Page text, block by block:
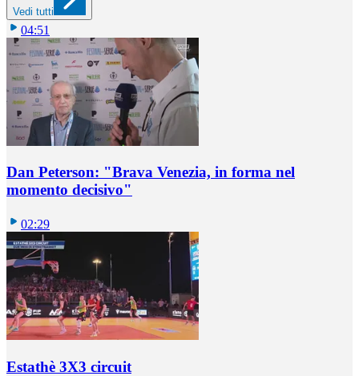
Vedi tutti
04:51
Dan Peterson: "Brava Venezia, in forma nel
momento decisivo"
02:29
Estathè 3X3 circuit